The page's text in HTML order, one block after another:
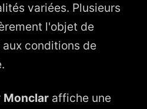
variées. Plusieurs
l'objet de
conditions de
Monclar affiche une